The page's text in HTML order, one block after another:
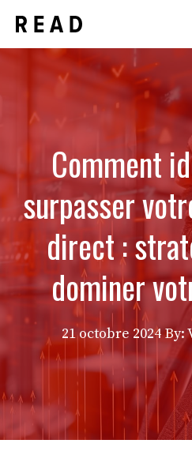
contenu
Comment
surpasser
direct :
dominer
21 octobre 2024 By: